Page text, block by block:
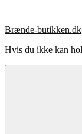
indhold
Brænde-butikken.dk
Hvis du ikke kan